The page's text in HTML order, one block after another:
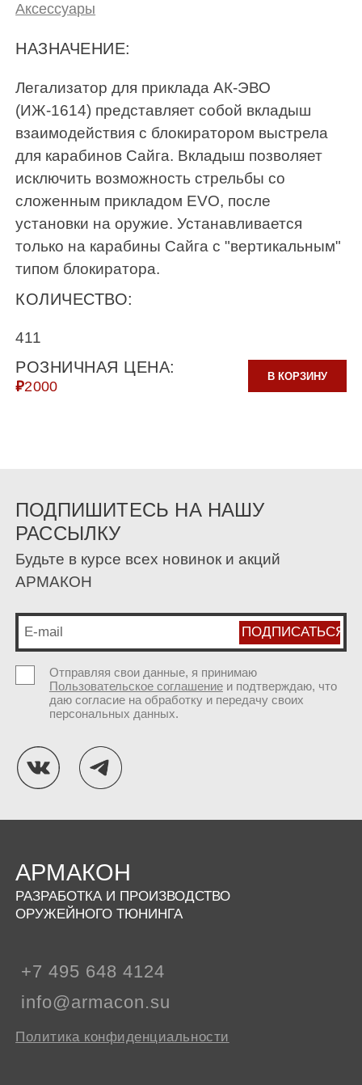
Аксессуары
НАЗНАЧЕНИЕ:
Легализатор для приклада АК-ЭВО
(ИЖ-1614) представляет собой вкладыш
взаимодействия с блокиратором выстрела
для карабинов Сайга. Вкладыш позволяет
исключить возможность стрельбы со
сложенным прикладом EVO, после
установки на оружие. Устанавливается
только на карабины Сайга с "вертикальным"
типом блокиратора.
КОЛИЧЕСТВО:
411
РОЗНИЧНАЯ ЦЕНА:
₽2000
В КОРЗИНУ
ПОДПИШИТЕСЬ НА НАШУ
РАССЫЛКУ
Будьте в курсе всех новинок и акций
АРМАКОН
Отправляя свои данные, я принимаю
Пользовательское соглашениеи подтверждаю, что
даю согласие на обработку и передачу своих
персональных данных.
АРМАКОН
РАЗРАБОТКА И ПРОИЗВОДСТВО
ОРУЖЕЙНОГО ТЮНИНГА
+7 495 648 4124
info@armacon.su
Политика конфиденциальности